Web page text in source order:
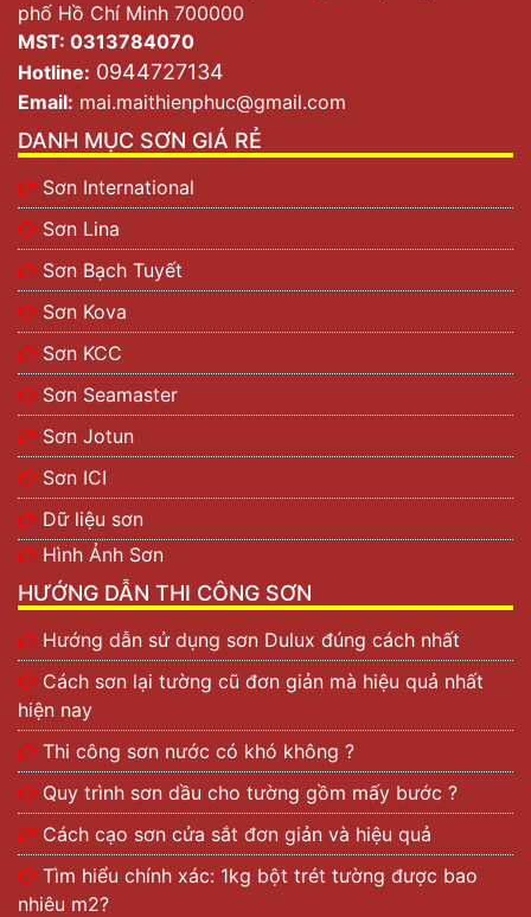
phố Hồ Chí Minh 700000
MST: 0313784070
Hotline: 0944727134
Email: mai.maithienphuc@gmail.com
DANH MỤC SƠN GIÁ RẺ
Sơn International
Sơn Lina
Sơn Bạch Tuyết
Sơn Kova
Sơn KCC
Sơn Seamaster
Sơn Jotun
Sơn ICI
Dữ liệu sơn
Hình Ảnh Sơn
HƯỚNG DẪN THI CÔNG SƠN
Hướng dẫn sử dụng sơn Dulux đúng cách nhất
Cách sơn lại tường cũ đơn giản mà hiệu quả nhất
hiện nay
Thi công sơn nước có khó không ?
Quy trình sơn dầu cho tường gồm mấy bước ?
Cách cạo sơn cửa sắt đơn giản và hiệu quả
Tìm hiểu chính xác: 1kg bột trét tường được bao
nhiêu m2?